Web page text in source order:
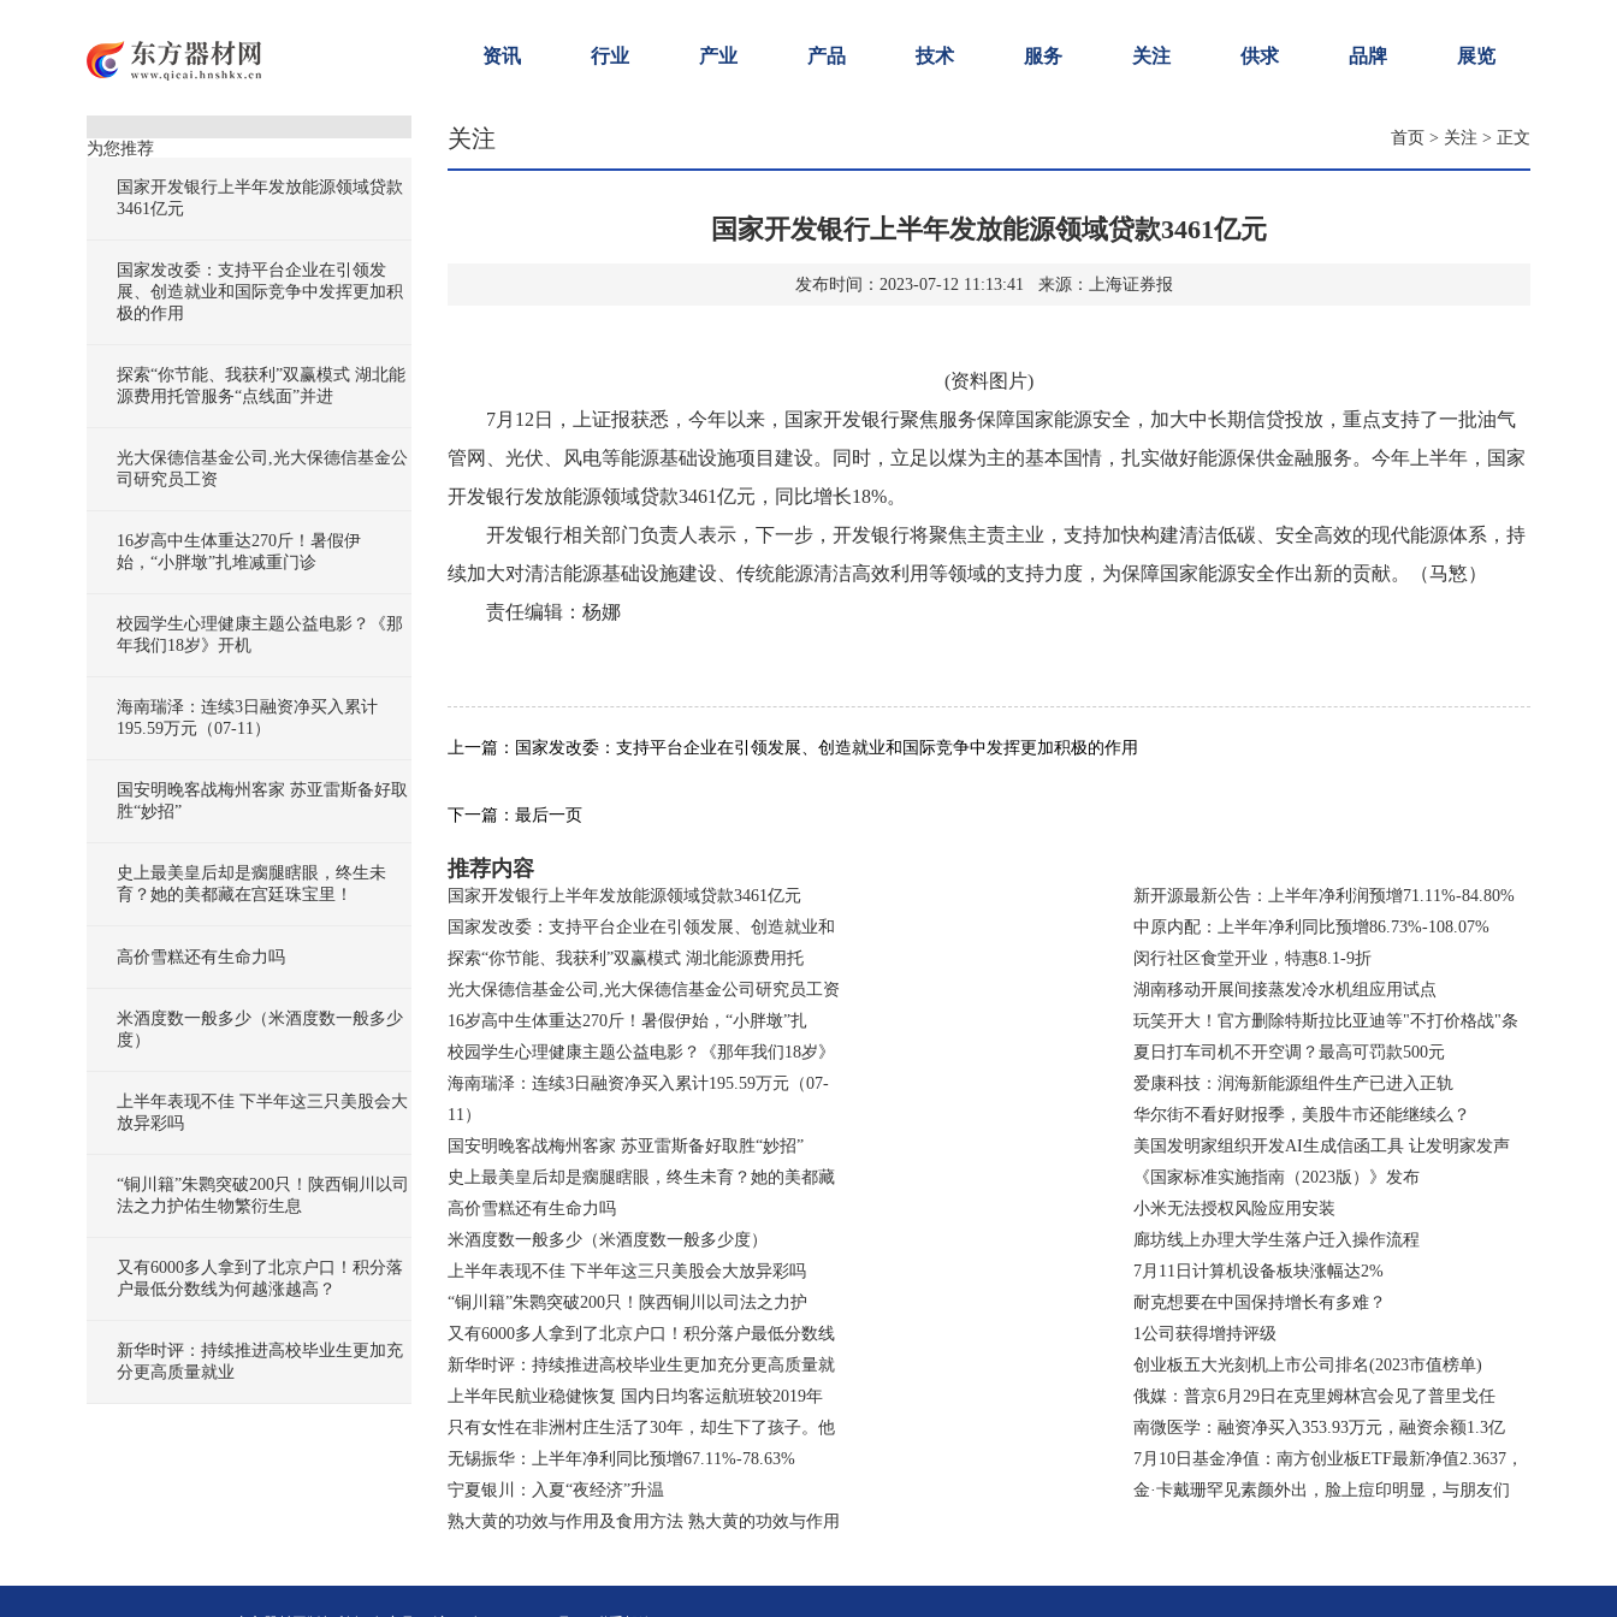
资讯 行业 产业 产品 技术 服务 关注 供求 品牌 展览
为您推荐
国家开发银行上半年发放能源领域贷款
3461亿元
国家发改委：支持平台企业在引领发
展、创造就业和国际竞争中发挥更加积
极的作用
探索“你节能、我获利”双赢模式 湖北能
源费用托管服务“点线面”并进
光大保德信基金公司,光大保德信基金公
司研究员工资
16岁高中生体重达270斤！暑假伊
始，“小胖墩”扎堆减重门诊
校园学生心理健康主题公益电影？《那
年我们18岁》开机
海南瑞泽：连续3日融资净买入累计
195.59万元（07-11）
国安明晚客战梅州客家 苏亚雷斯备好取
胜“妙招”
史上最美皇后却是瘸腿瞎眼，终生未
育？她的美都藏在宫廷珠宝里！
高价雪糕还有生命力吗
米酒度数一般多少（米酒度数一般多少
度）
上半年表现不佳 下半年这三只美股会大
放异彩吗
“铜川籍”朱鹮突破200只！陕西铜川以司
法之力护佑生物繁衍生息
又有6000多人拿到了北京户口！积分落
户最低分数线为何越涨越高？
新华时评：持续推进高校毕业生更加充
分更高质量就业
关注 首页 > 关注 > 正文
国家开发银行上半年发放能源领域贷款3461亿元
发布时间：2023-07-12 11:13:41 来源：上海证券报
(资料图片)
7月12日，上证报获悉，今年以来，国家开发银行聚焦服务保障国家能源安全，加大中长期信贷投放，重点支持了一批油气
管网、光伏、风电等能源基础设施项目建设。同时，立足以煤为主的基本国情，扎实做好能源保供金融服务。今年上半年，国家
开发银行发放能源领域贷款3461亿元，同比增长18%。
开发银行相关部门负责人表示，下一步，开发银行将聚焦主责主业，支持加快构建清洁低碳、安全高效的现代能源体系，持
续加大对清洁能源基础设施建设、传统能源清洁高效利用等领域的支持力度，为保障国家能源安全作出新的贡献。（马慜）
责任编辑：杨娜
上一篇：国家发改委：支持平台企业在引领发展、创造就业和国际竞争中发挥更加积极的作用
下一篇：最后一页
推荐内容
国家开发银行上半年发放能源领域贷款3461亿元
国家发改委：支持平台企业在引领发展、创造就业和
探索“你节能、我获利”双赢模式 湖北能源费用托
光大保德信基金公司,光大保德信基金公司研究员工资
16岁高中生体重达270斤！暑假伊始，“小胖墩”扎
校园学生心理健康主题公益电影？《那年我们18岁》
海南瑞泽：连续3日融资净买入累计195.59万元（07-
11）
国安明晚客战梅州客家 苏亚雷斯备好取胜“妙招”
史上最美皇后却是瘸腿瞎眼，终生未育？她的美都藏
高价雪糕还有生命力吗
米酒度数一般多少（米酒度数一般多少度）
上半年表现不佳 下半年这三只美股会大放异彩吗
“铜川籍”朱鹮突破200只！陕西铜川以司法之力护
又有6000多人拿到了北京户口！积分落户最低分数线
新华时评：持续推进高校毕业生更加充分更高质量就
上半年民航业稳健恢复 国内日均客运航班较2019年
只有女性在非洲村庄生活了30年，却生下了孩子。他
无锡振华：上半年净利同比预增67.11%-78.63%
宁夏银川：入夏“夜经济”升温
熟大黄的功效与作用及食用方法 熟大黄的功效与作用
新开源最新公告：上半年净利润预增71.11%-84.80%
中原内配：上半年净利同比预增86.73%-108.07%
闵行社区食堂开业，特惠8.1-9折
湖南移动开展间接蒸发冷水机组应用试点
玩笑开大！官方删除特斯拉比亚迪等"不打价格战"条
夏日打车司机不开空调？最高可罚款500元
爱康科技：润海新能源组件生产已进入正轨
华尔街不看好财报季，美股牛市还能继续么？
美国发明家组织开发AI生成信函工具 让发明家发声
《国家标准实施指南（2023版）》发布
小米无法授权风险应用安装
廊坊线上办理​大学生落户迁入操作流程
7月11日计算机设备板块涨幅达2%
耐克想要在中国保持增长有多难？
1公司获得增持评级
创业板五大光刻机上市公司排名(2023市值榜单)
俄媒：普京6月29日在克里姆林宫会见了普里戈任
南微医学：融资净买入353.93万元，融资余额1.3亿
7月10日基金净值：南方创业板ETF最新净值2.3637，
金·卡戴珊罕见素颜外出，脸上痘印明显，与朋友们